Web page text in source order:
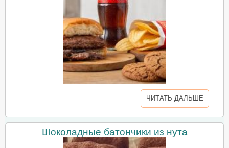
ЧИТАТЬ ДАЛЬШЕ
Шоколадные батончики из нута